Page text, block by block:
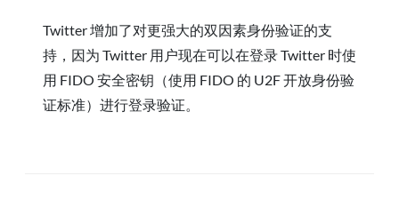
Twitter 增加了对更强大的双因素身份验证的支
持，因为 Twitter 用户现在可以在登录 Twitter 时使
用 FIDO 安全密钥（使用 FIDO 的 U2F 开放身份验
证标准）进行登录验证。